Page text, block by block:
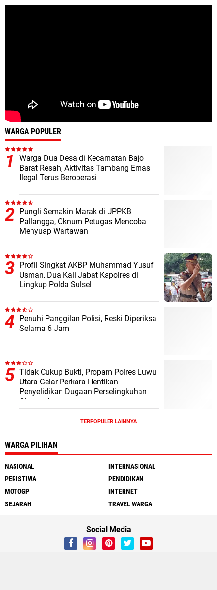
WARGA POPULER
Warga Dua Desa di Kecamatan Bajo
Barat Resah, Aktivitas Tambang Emas
Ilegal Terus Beroperasi
Pungli Semakin Marak di UPPKB
Pallangga, Oknum Petugas Mencoba
Menyuap Wartawan
Profil Singkat AKBP Muhammad Yusuf
Usman, Dua Kali Jabat Kapolres di
Lingkup Polda Sulsel
Penuhi Panggilan Polisi, Reski Diperiksa
Selama 6 Jam
Tidak Cukup Bukti, Propam Polres Luwu
Utara Gelar Perkara Hentikan
Penyelidikan Dugaan Perselingkuhan
Oknum Anggota
TERPOPULER LAINNYA
WARGA PILIHAN
NASIONAL
INTERNASIONAL
PERISTIWA
PENDIDIKAN
MOTOGP
INTERNET
SEJARAH
TRAVEL WARGA
Social Media